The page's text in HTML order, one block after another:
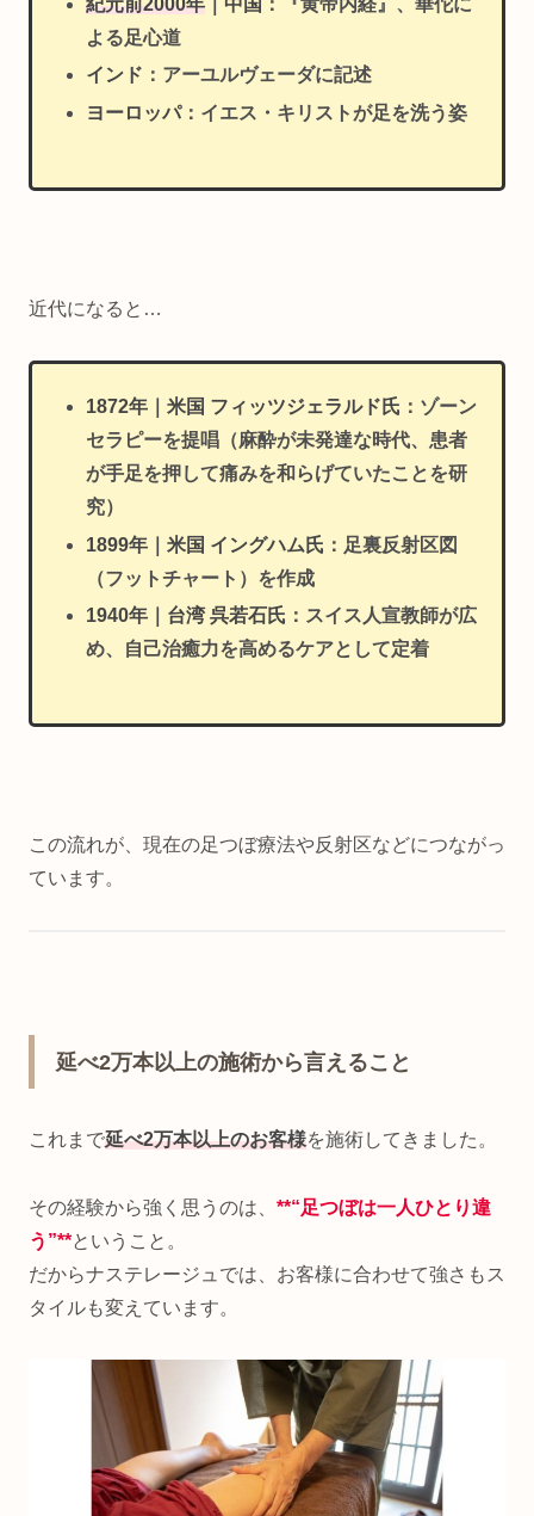
紀元前2000年 ｜中国 ：『黄帝内経』、華佗に
よる足心道
インド ：アーユルヴェーダに記述
ヨーロッパ：イエス・キリストが足を洗う姿
近代になると…
1872年｜米国 フィッツジェラルド氏 ：ゾーン
セラピーを提唱（麻酔が未発達な時代、患者
が手足を押して痛みを和らげていたことを研
究）
1899年｜米国 イングハム氏 ：足裏反射区図
（フットチャート）を作成
1940年｜台湾 呉若石氏 ：スイス人宣教師が広
め、自己治癒力を高めるケアとして定着
この流れが、現在の足つぼ療法や反射区などにつながっ
ています。
延べ2万本以上の施術から言えること
これまで延べ2万本以上のお客様を施術してきました。
その経験から強く思うのは、 **“足つぼは一人ひとり違
う”**ということ。
だからナステレージュでは、お客様に合わせて強さもス
タイルも変えています。